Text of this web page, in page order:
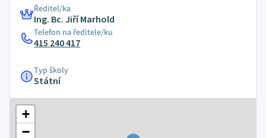
Ředitel/ka
Ing. Bc. Jiří Marhold
Telefon na ředitele/ku
415 240 417
Typ školy
Státní
+
−